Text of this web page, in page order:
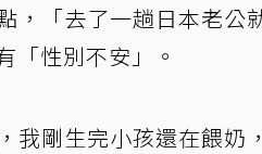
，「去了一趟日本老公
「性別不安」。
我剛生完小孩還在餵奶